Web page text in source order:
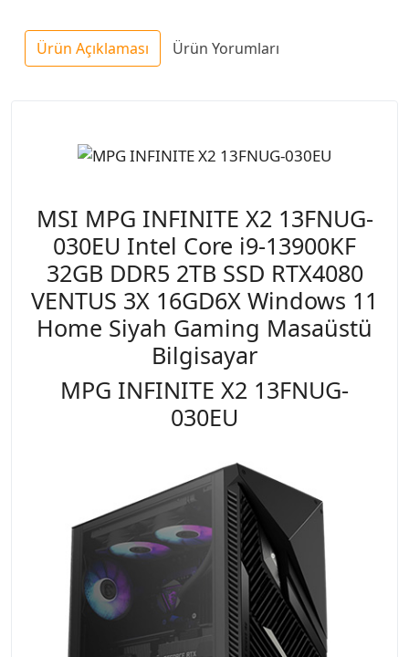
Ürün Açıklaması Ürün Yorumları
MSI MPG INFINITE X2 13FNUG-
030EU Intel Core i9-13900KF
32GB DDR5 2TB SSD RTX4080
VENTUS 3X 16GD6X Windows 11
Home Siyah Gaming Masaüstü
Bilgisayar
MPG INFINITE X2 13FNUG-
030EU